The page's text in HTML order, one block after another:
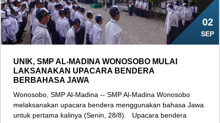
02
SEP
UNIK, SMP AL-MADINA WONOSOBO MULAI
LAKSANAKAN UPACARA BENDERA
BERBAHASA JAWA
Wonosobo, SMP Al-Madina -- SMP Al-Madina Wonosobo
melaksanakan upacara bendera menggunakan bahasa Jawa
untuk pertama kalinya (Senin, 28/8). Upacara bendera